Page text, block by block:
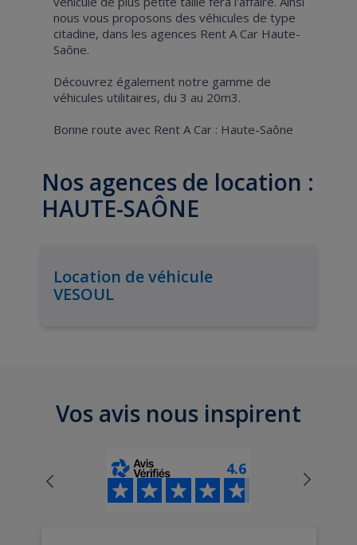
nous vous proposons des véhicules de type
citadine, dans les agences Rent A Car Haute-
Saône.
Découvrez également notre gamme de
véhicules utilitaires, du 3 au 20m3.
Bonne route avec Rent A Car : Haute-Saône
Nos agences de location :
HAUTE-SAÔNE
Location de véhicule
VESOUL
Vos avis nous inspirent
4.6